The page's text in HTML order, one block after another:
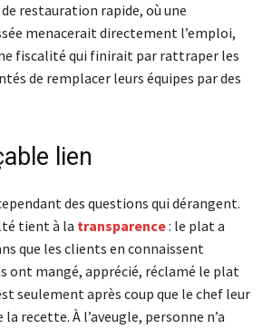
restauration rapide, où une
menacerait directement l’emploi,
fiscalité qui finirait par rattraper les
de remplacer leurs équipes par des
lien
des questions qui dérangent.
tient à la transparence: le plat a
que les clients en connaissent
ont mangé, apprécié, réclamé le plat
seulement après coup que le chef leur
la recette. À l’aveugle, personne n’a